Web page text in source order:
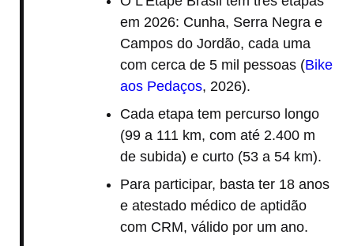
em 2026: Cunha, Serra Negra e
Campos do Jordão, cada uma
com cerca de 5 mil pessoas (Bike
aos Pedaços, 2026).
Cada etapa tem percurso longo
(99 a 111 km, com até 2.400 m
de subida) e curto (53 a 54 km).
Para participar, basta ter 18 anos
e atestado médico de aptidão
com CRM, válido por um ano.